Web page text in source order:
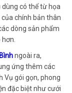
có thể từ họa
chính bản thân
dòng sản phẩm
ngoài ra,
ứng thêm các
Vụ gói gọn, phong
đặc biệt như cưới